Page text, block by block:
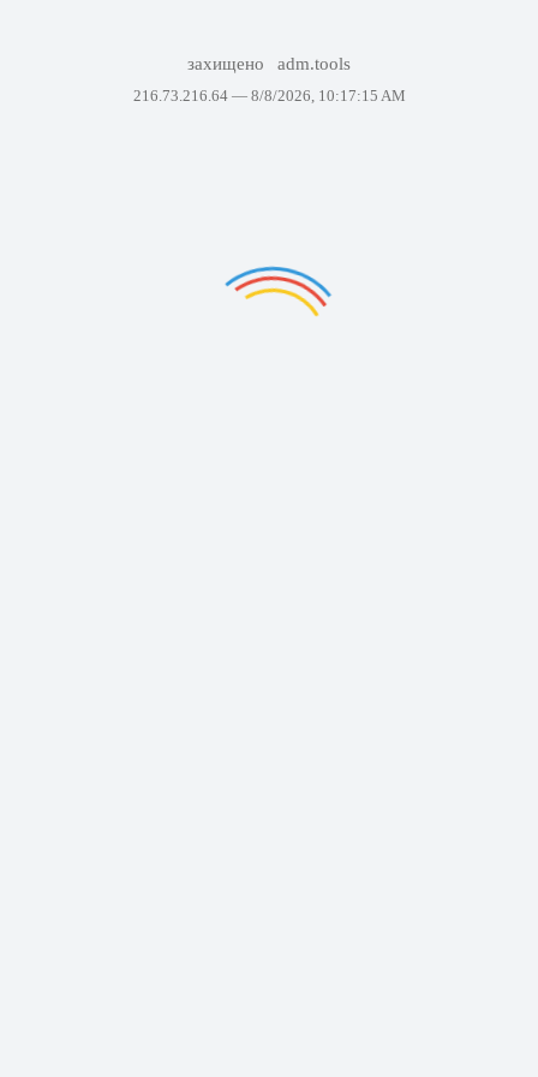
захищено adm.tools
216.73.216.64 — 8/8/2026, 10:17:15 AM